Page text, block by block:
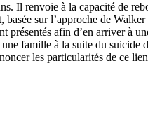
Il renvoie à la capacité de
basée sur l’approche de
présentés afin d’en arriver
famille à la suite du
les particularités de ce